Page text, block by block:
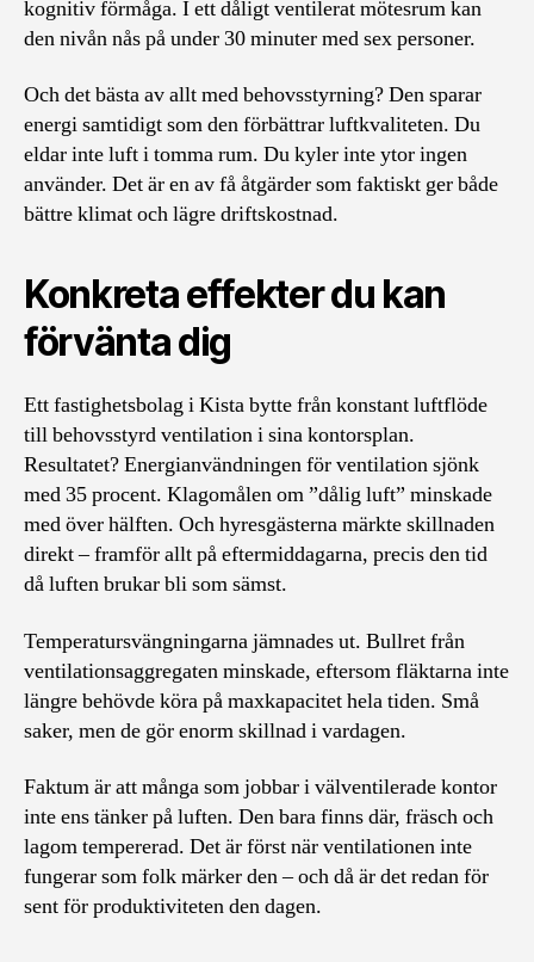
kognitiv förmåga. I ett dåligt ventilerat mötesrum kan
den nivån nås på under 30 minuter med sex personer.
Och det bästa av allt med behovsstyrning? Den sparar
energi samtidigt som den förbättrar luftkvaliteten. Du
eldar inte luft i tomma rum. Du kyler inte ytor ingen
använder. Det är en av få åtgärder som faktiskt ger både
bättre klimat och lägre driftskostnad.
Konkreta effekter du kan
förvänta dig
Ett fastighetsbolag i Kista bytte från konstant luftflöde
till behovsstyrd ventilation i sina kontorsplan.
Resultatet? Energianvändningen för ventilation sjönk
med 35 procent. Klagomålen om ”dålig luft” minskade
med över hälften. Och hyresgästerna märkte skillnaden
direkt – framför allt på eftermiddagarna, precis den tid
då luften brukar bli som sämst.
Temperatursvängningarna jämnades ut. Bullret från
ventilationsaggregaten minskade, eftersom fläktarna inte
längre behövde köra på maxkapacitet hela tiden. Små
saker, men de gör enorm skillnad i vardagen.
Faktum är att många som jobbar i välventilerade kontor
inte ens tänker på luften. Den bara finns där, fräsch och
lagom tempererad. Det är först när ventilationen inte
fungerar som folk märker den – och då är det redan för
sent för produktiviteten den dagen.